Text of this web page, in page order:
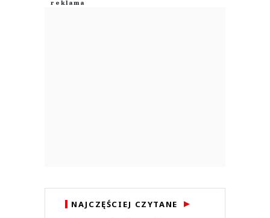
NAJCZĘŚCIEJ CZYTANE